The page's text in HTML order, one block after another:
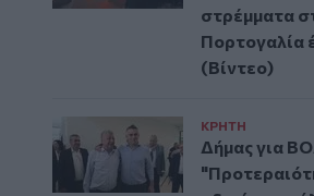
στρέμματα
Πορτογαλία
(Βίντεο)
ΚΡΗΤΗ
Δήμας για